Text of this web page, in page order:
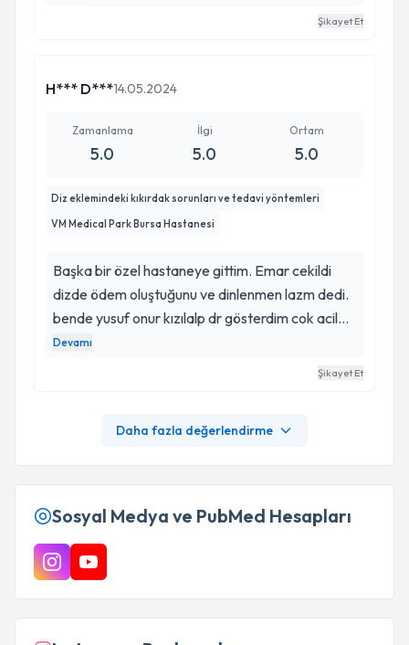
ameliyatı ile dünyaya tekrardan getirdi Allah
herkese tavsiye ediyorum ortapedi konusunda
numaralı doktoru kendisine çok teşekkür ederim
iyiki varsin Yusuf Hocam iyiki.tanimisim seni
Şikayet Et
H*** D***14.05.2024
Zamanlama
5.0
İlgi
5.0
Ortam
5.0
Diz eklemindeki kıkırdak sorunları ve tedavi yöntemleri
VM Medical Park Bursa Hastanesi
Başka bir özel hastaneye gittim. Emar cekildi
dizde ödem oluştuğunu ve dinlenmen lazm dedi.
bende yusuf onur kızılalp dr gösterdim cok acil
amaliyat olmamı önerdi. Menenküs yırtığı velif
kopması olduğunu söyledi ve amaliyata aldı
kalmadı gibi.24saatte bukadar rahatlama
beklemiyordum. yusuf onur beye sonsuz
teşekkürler.hastaya yaklaşımıda mükemmel.
Cevreme.tavsiye ederim.
Devamı
Şikayet Et
Daha fazla değerlendirme
Sosyal Medya ve PubMed Hesapları